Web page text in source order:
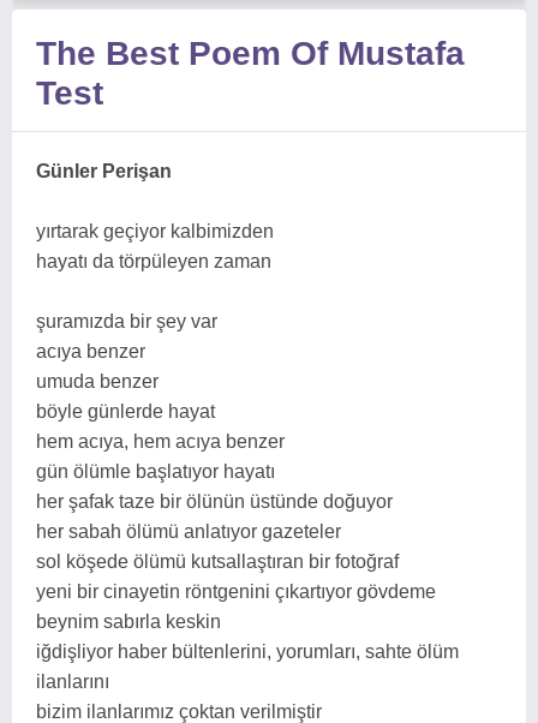
The Best Poem Of Mustafa
Test
Günler Perişan
yırtarak geçiyor kalbimizden
hayatı da törpüleyen zaman
şuramızda bir şey var
acıya benzer
umuda benzer
böyle günlerde hayat
hem acıya, hem acıya benzer
gün ölümle başlatıyor hayatı
her şafak taze bir ölünün üstünde doğuyor
her sabah ölümü anlatıyor gazeteler
sol köşede ölümü kutsallaştıran bir fotoğraf
yeni bir cinayetin röntgenini çıkartıyor gövdeme
beynim sabırla keskin
iğdişliyor haber bültenlerini, yorumları, sahte ölüm
ilanlarını
bizim ilanlarımız çoktan verilmiştir